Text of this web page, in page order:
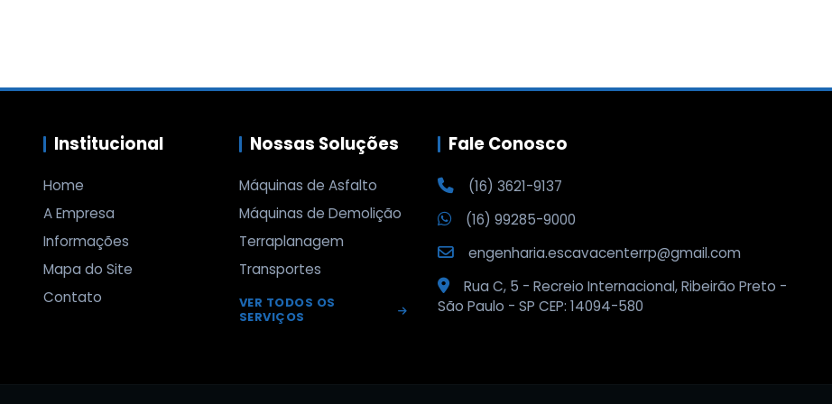
Institucional
Home
A Empresa
Informações
Mapa do Site
Contato
Nossas Soluções
Máquinas de Asfalto
Máquinas de Demolição
Terraplanagem
Transportes
VER TODOS OS
SERVIÇOS
Fale Conosco
(16) 3621-9137
(16) 99285-9000
engenharia.escavacenterrp@gmail.com
Rua C, 5 - Recreio Internacional, Ribeirão Preto -
São Paulo - SP CEP: 14094-580